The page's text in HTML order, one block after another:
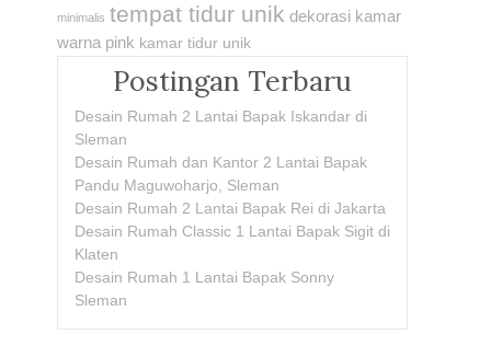
minimalis tempat tidur unik dekorasi kamar
warna pink kamar tidur unik
Postingan Terbaru
Desain Rumah 2 Lantai Bapak Iskandar di
Sleman
Desain Rumah dan Kantor 2 Lantai Bapak
Pandu Maguwoharjo, Sleman
Desain Rumah 2 Lantai Bapak Rei di Jakarta
Desain Rumah Classic 1 Lantai Bapak Sigit di
Klaten
Desain Rumah 1 Lantai Bapak Sonny
Sleman